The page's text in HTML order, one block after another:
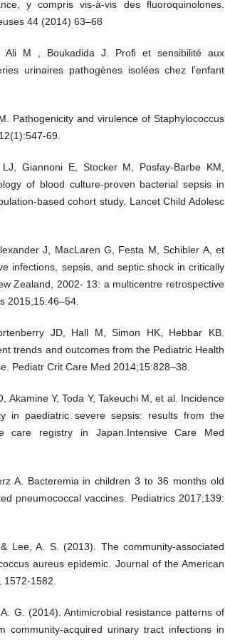
y compris vis-à-vis des ﬂuoroquinolones.
44 (2014) 63–68
Ali M , Boukadida J. Proﬁ et sensibilité aux
urinaires pathogènes isolées chez l’enfant
Pathogenicity and virulence of Staphylococcus
Giannoni E, Stocker M, Posfay-Barbe KM,
of blood culture-proven bacterial sepsis in
based cohort study. Lancet Child Adolesc
J, MacLaren G, Festa M, Schibler A, et
infections, sepsis, and septic shock in critically
Zealand, 2002- 13: a multicentre retrospective
2015;15:46–54.
JD, Hall M, Simon HK, Hebbar KB.
trends and outcomes from the Pediatric Health
Pediatr Crit Care Med 2014;15:828–38.
Akamine Y, Toda Y, Takeuchi M, et al. Incidence
in paediatric severe sepsis: results from the
care registry in Japan.Intensive Care Med
A. Bacteremia in children 3 to 36 months old
pneumococcal vaccines. Pediatrics 2017;139:
Lee, A. S. (2013). The community-associated
aureus epidemic. Journal of the American
1582.
G. (2014). Antimicrobial resistance patterns of
community-acquired urinary tract infections in